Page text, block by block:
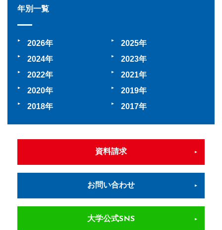
年別一覧
2026
2025
2024
2023
2022
2021
2020
2019
2018
2017
資料請求
お問い合わせ
大学公式SNS